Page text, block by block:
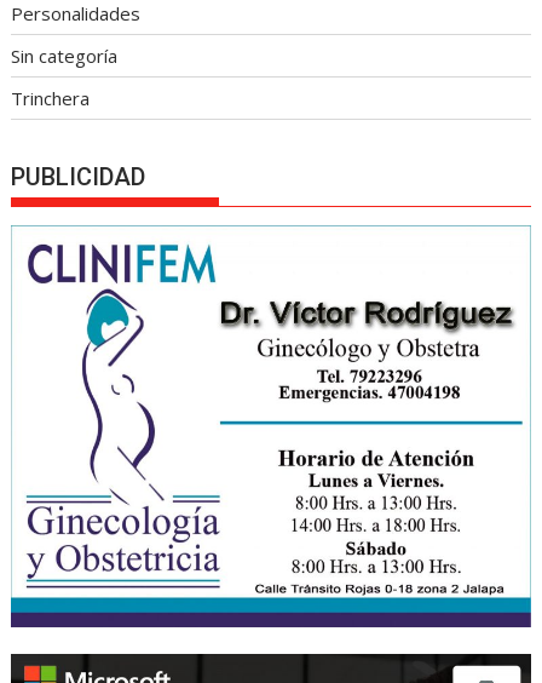
Personalidades
Sin categoría
Trinchera
PUBLICIDAD